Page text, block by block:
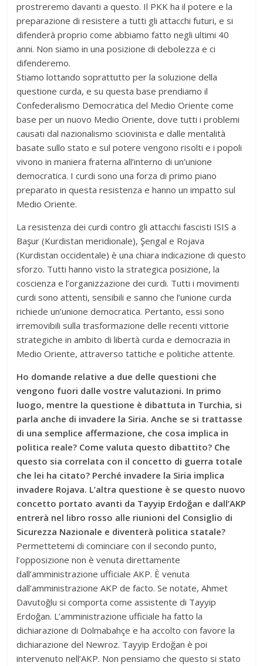
prostreremo davanti a questo. Il PKK ha il potere e la
preparazione di resistere a tutti gli attacchi futuri, e si
difenderà proprio come abbiamo fatto negli ultimi 40
anni. Non siamo in una posizione di debolezza e ci
difenderemo.
Stiamo lottando soprattutto per la soluzione della
questione curda, e su questa base prendiamo il
Confederalismo Democratica del Medio Oriente come
base per un nuovo Medio Oriente, dove tutti i problemi
causati dal nazionalismo sciovinista e dalle mentalità
basate sullo stato e sul potere vengono risolti e i popoli
vivono in maniera fraterna all’interno di un’unione
democratica. I curdi sono una forza di primo piano
preparato in questa resistenza e hanno un impatto sul
Medio Oriente.
La resistenza dei curdi contro gli attacchi fascisti ISIS a
Başur (Kurdistan meridionale), Şengal e Rojava
(Kurdistan occidentale) è una chiara indicazione di questo
sforzo. Tutti hanno visto la strategica posizione, la
coscienza e l’organizzazione dei curdi. Tutti i movimenti
curdi sono attenti, sensibili e sanno che l’unione curda
richiede un’unione democratica. Pertanto, essi sono
irremovibili sulla trasformazione delle recenti vittorie
strategiche in ambito di libertà curda e democrazia in
Medio Oriente, attraverso tattiche e politiche attente.
Ho domande relative a due delle questioni che
vengono fuori dalle vostre valutazioni. In primo
luogo, mentre la questione è dibattuta in Turchia, si
parla anche di invadere la Siria. Anche se si trattasse
di una semplice affermazione, che cosa implica in
politica reale? Come valuta questo dibattito? Che
questo sia correlata con il concetto di guerra totale
che lei ha citato? Perché invadere la Siria implica
invadere Rojava. L’altra questione è se questo nuovo
concetto portato avanti da Tayyip Erdoğan e dall’AKP
entrerà nel libro rosso alle riunioni del Consiglio di
Sicurezza Nazionale e diventerà politica statale?
Permettetemi di cominciare con il secondo punto,
l’opposizione non è venuta direttamente
dall’amministrazione ufficiale AKP. È venuta
dall’amministrazione AKP de facto. Se notate, Ahmet
Davutoğlu si comporta come assistente di Tayyip
Erdoğan. L’amministrazione ufficiale ha fatto la
dichiarazione di Dolmabahçe e ha accolto con favore la
dichiarazione del Newroz. Tayyip Erdoğan è poi
intervenuto nell’AKP. Non pensiamo che questo si stato